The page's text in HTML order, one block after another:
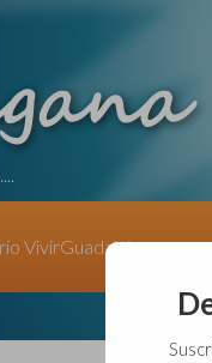
VivirGuadalajara